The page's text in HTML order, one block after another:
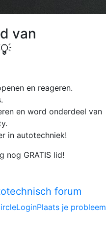
van
en reageren.
en word onderdeel van
in autotechniek!
nog GRATIS lid!
Plaats je probleem
Login